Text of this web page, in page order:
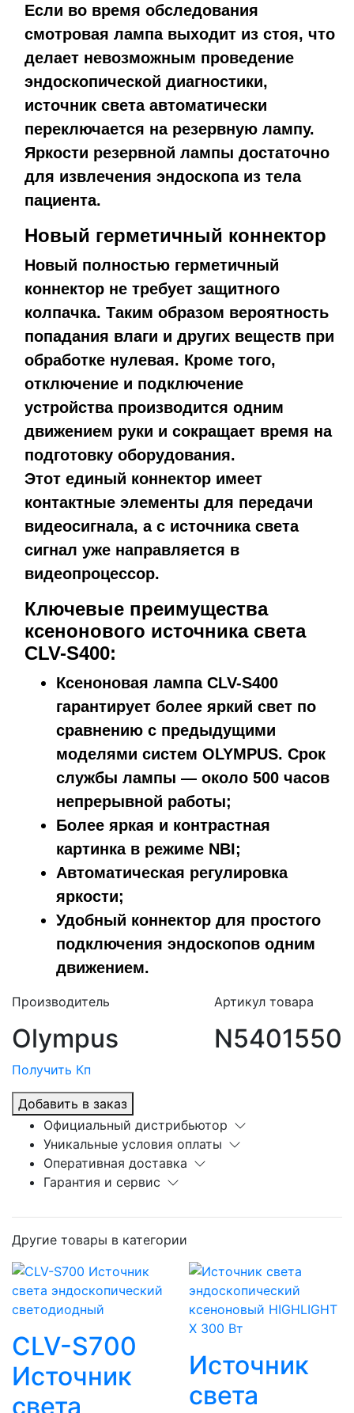
Если во время обследования
смотровая лампа выходит из стоя, что
делает невозможным проведение
эндоскопической диагностики,
источник света автоматически
переключается на резервную лампу.
Яркости резервной лампы достаточно
для извлечения эндоскопа из тела
пациента.
Новый герметичный коннектор
Новый полностью герметичный
коннектор не требует защитного
колпачка. Таким образом вероятность
попадания влаги и других веществ при
обработке нулевая. Кроме того,
отключение и подключение
устройства производится одним
движением руки и сокращает время на
подготовку оборудования.
Этот единый коннектор имеет
контактные элементы для передачи
видеосигнала, а с источника света
сигнал уже направляется в
видеопроцессор.
Ключевые преимущества
ксенонового источника света
CLV-S400:
Ксеноновая лампа CLV-S400
гарантирует более яркий свет по
сравнению с предыдущими
моделями систем OLYMPUS. Срок
службы лампы — около 500 часов
непрерывной работы;
Более яркая и контрастная
картинка в режиме NBI;
Автоматическая регулировка
яркости;
Удобный коннектор для простого
подключения эндоскопов одним
движением.
Производитель
Olympus
Артикул товара
N5401550
Получить Кп
Добавить в заказ
Официальный дистрибьютор
Уникальные условия оплаты
Оперативная доставка
Гарантия и сервис
Другие товары в категории
CLV-S700
Источник
света
Источник
света